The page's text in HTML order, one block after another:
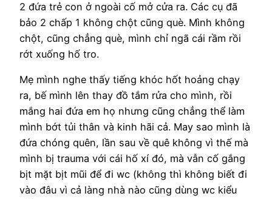
2 đứa trẻ con ở ngoài cố mở cửa ra. Các cụ đã
bảo 2 chấp 1 không chột cũng què. Mình không
chột, cũng chẳng què, mình chỉ ngã cái rầm rồi
rớt xuống hố tro.
Mẹ mình nghe thấy tiếng khóc hốt hoảng chạy
ra, bế mình lên thay đồ tắm rửa cho mình, rồi
mắng hai đứa em họ nhưng cũng chẳng thể làm
mình bớt tủi thân và kinh hãi cả. May sao mình là
đứa chóng quên, lần sau về quê không vì thế mà
mình bị trauma với cái hố xí đó, mà vẫn cố gắng
bịt mặt bịt mũi để đi wc (không thì không biết đi
vào đâu vì cả làng nhà nào cũng dùng wc kiểu